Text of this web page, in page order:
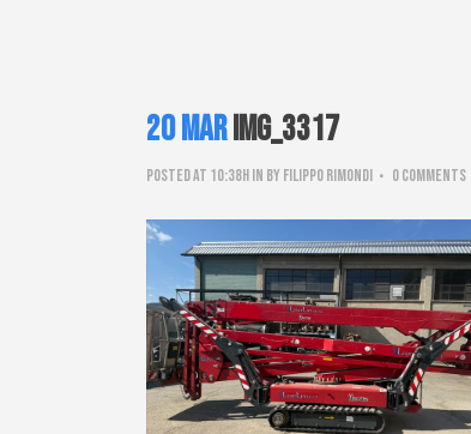
20 MarIMG_3317
Posted at 10:38hin by Filippo Rimondi 0 Comments